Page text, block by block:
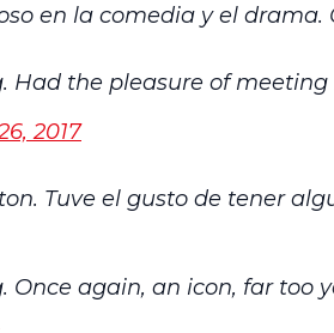
en la comedia y el drama.
Had the pleasure of
2017
Tuve el gusto de tener
Once again, an icon, far too